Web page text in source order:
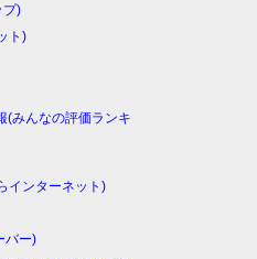
プ)
ト)
(みんなの評価ランキ
インターネット)
バー)